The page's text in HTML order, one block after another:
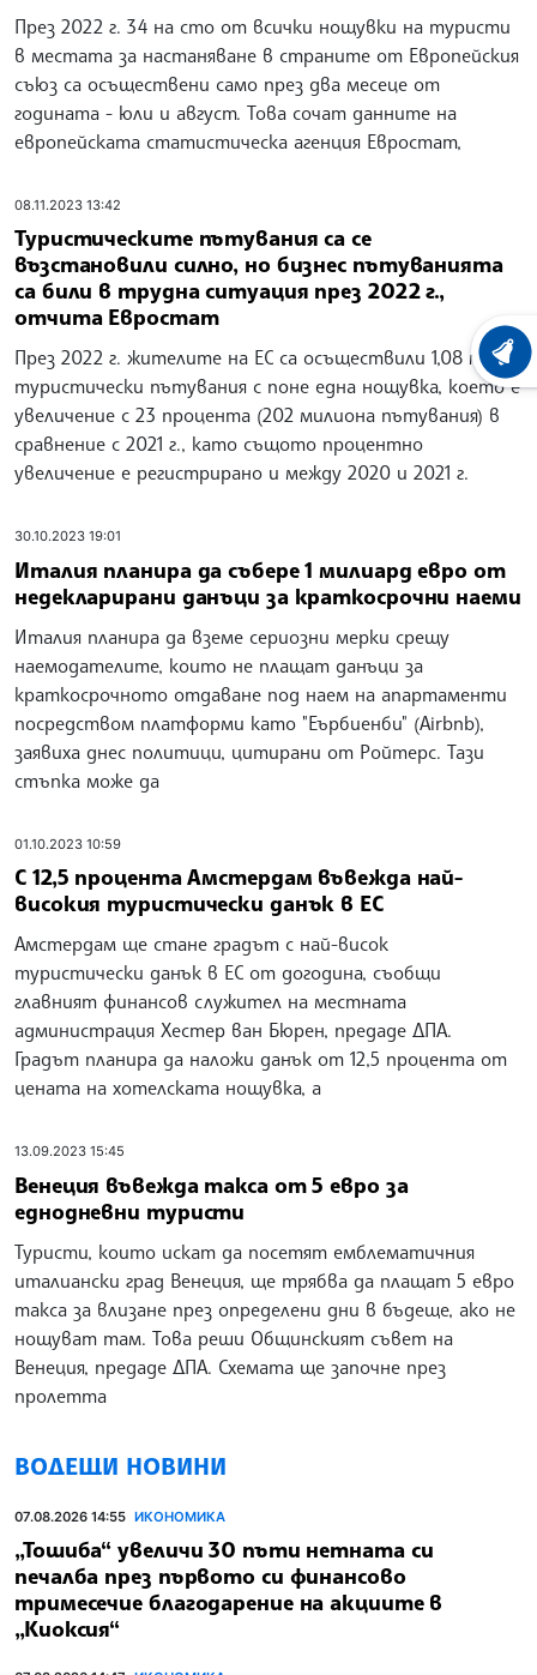
През 2022 г. 34 на сто от всички нощувки на туристи
в местата за настаняване в страните от Европейския
съюз са осъществени само през два месеце от
годината - юли и август. Това сочат данните на
европейската статистическа агенция Евростат,
08.11.2023 13:42
Туристическите пътувания са се
възстановили силно, но бизнес пътуванията
са били в трудна ситуация през 2022 г.,
отчита Евростат
През 2022 г. жителите на ЕС са осъществили 1,08 млрд.
туристически пътувания с поне една нощувка, което е
увеличение с 23 процента (202 милиона пътувания) в
сравнение с 2021 г., като същото процентно
увеличение е регистрирано и между 2020 и 2021 г.
30.10.2023 19:01
Италия планира да събере 1 милиард евро от
недекларирани данъци за краткосрочни наеми
Италия планира да вземе сериозни мерки срещу
наемодателите, които не плащат данъци за
краткосрочното отдаване под наем на апартаменти
посредством платформи като "Еърбиенби" (Airbnb),
заявиха днес политици, цитирани от Ройтерс. Тази
стъпка може да
01.10.2023 10:59
С 12,5 процента Амстердам въвежда най-
високия туристически данък в ЕС
Амстердам ще стане градът с най-висок
туристически данък в ЕС от догодина, съобщи
главният финансов служител на местната
администрация Хестер ван Бюрен, предаде ДПА.
Градът планира да наложи данък от 12,5 процента от
цената на хотелската нощувка, а
13.09.2023 15:45
Венеция въвежда такса от 5 евро за
еднодневни туристи
Туристи, които искат да посетят емблематичния
италиански град Венеция, ще трябва да плащат 5 евро
такса за влизане през определени дни в бъдеще, ако не
нощуват там. Това реши Общинският съвет на
Венеция, предаде ДПА. Схемата ще започне през
пролетта
ВОДЕЩИ НОВИНИ
07.08.2026 14:55 ИКОНОМИКА
„Тошиба“ увеличи 30 пъти нетната си
печалба през първото си финансово
тримесечие благодарение на акциите в
„Киоксия“